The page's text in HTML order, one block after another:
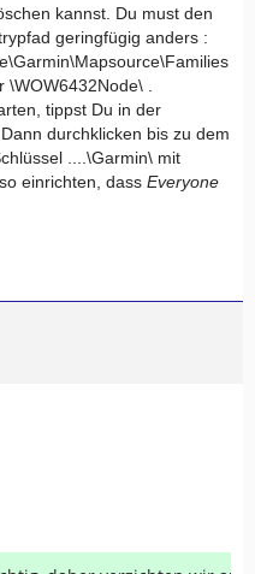
kannst. Du must den
geringfügig anders :
e\Garmin\Mapsource\Families
.
tippst Du in der
Dann durchklicken bis zu dem
....\Garmin\ mit
so einrichten, dass Everyone